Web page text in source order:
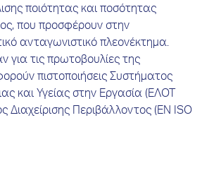
ποιότητας και ποσότητας
που προσφέρουν στην
ανταγωνιστικό πλεονέκτημα.
για τις πρωτοβουλίες της
πιστοποιήσεις Συστήματος
και Υγείας στην Εργασία (ΕΛΟΤ
Διαχείρισης Περιβάλλοντος (EN ISO